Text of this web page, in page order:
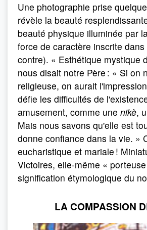
Une photographie prise
révèle la beauté
beauté physique illuminée par
force de caractère inscrite
contre). « Esthétique mystique
nous disait notre Père : « Si on
religieuse, on aurait
défie les difficultés de
amusement, comme une nikè,
Mais nous savons qu'elle est
donne confiance dans la vie. »
eucharistique et mariale !
Victoires, elle-même «
signification étymologique du
LA COMPASSION